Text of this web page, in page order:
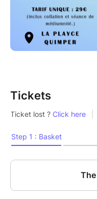
Tickets